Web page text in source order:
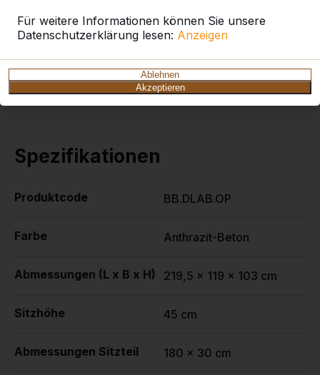
Für weitere Informationen können Sie unsere
Datenschutzerklärung lesen: Anzeigen
Ablehnen
Akzeptieren
Stück Beton gegossen. Ausgeführt in durch und
durch anthrazitfarbenem Beton. Diese Bänke sind
aufzustellen. Im Gegensatz zu unserer offenen
Parkbank ist diese massiv, sodass die Sitzgelegenheit
immer sauber zu halten ist.
Spezifikationen
Produktcode BB.DLAB.OP
Farbe Anthrazit-Beton
Abmessungen (L x B x H) 219,5 x 119 x 103 cm
Sitzhöhe 45 cm
Abmessungen Sitzteil 180 x 30 cm